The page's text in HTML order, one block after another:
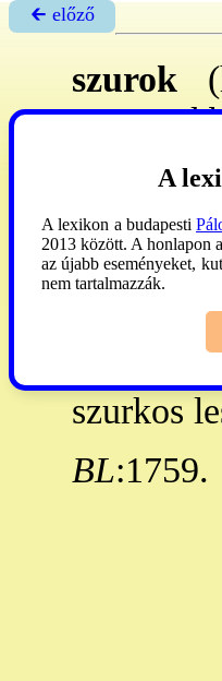
🡰 előző
szurok
gyantás
kente be
kitették a
. Iz
és a
szurkos
BL:1759.
A
A lexikon a budapesti
2013 között. A honlapon
az újabb eseményeket,
nem tartalmazzák.